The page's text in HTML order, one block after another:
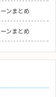
ンまとめ
ンまとめ